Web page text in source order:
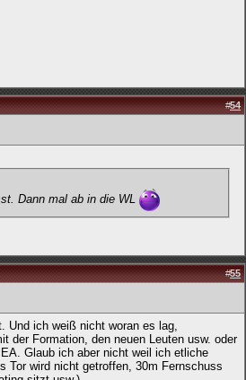
#54
Dann mal ab in die WL
#55
Und ich weiß nicht woran es lag,
der Formation, den neuen Leuten usw. oder
Glaub ich aber nicht weil ich etliche
Tor wird nicht getroffen, 30m Fernschuss